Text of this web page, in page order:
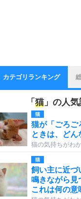
カテゴリランキング
「 猫」の人気
猫
猫が「ごろご
ときは、どん
猫の気持ちがわ
猫
飼い主に近づ
鳴きながら見
これは何の意